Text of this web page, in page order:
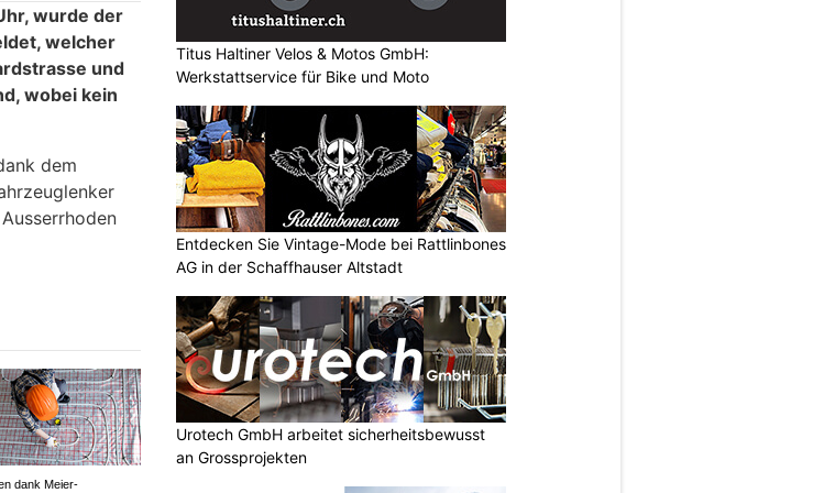
wurde der
welcher
und
wobei kein
dem
dank Meier-
Titus Haltiner Velos & Motos GmbH:
Werkstattservice für Bike und Moto
Entdecken Sie Vintage-Mode bei Rattlinbones
AG in der Schaffhauser Altstadt
Urotech GmbH arbeitet sicherheitsbewusst
an Grossprojekten